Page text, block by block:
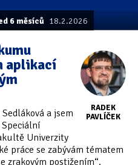
6 měsíců 18.2.2026
RADEK
PAVLÍČEK
aplikací
a jsem
Univerzity
práce se zabývám tématem
zrakovým postižením“.